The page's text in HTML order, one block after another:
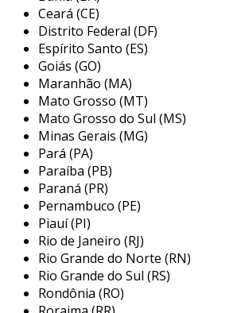
crucial, garantindo que o piso não se
escorregadio, mesmo em condições de
umidade.
benefícios do piso tátil
antiderrapante
entre os principais benefícios do piso
antiderrapante, destacam-se:
segurança: reduz o risco de
especialmente em ambientes
acessibilidade
pessoas com deficiências visuais.
conformidade legal: atende às
de acessibilidade definidas pela
Ceará (CE)
Distrito Federal (DF)
Espírito Santo (ES)
Goiás (GO)
Maranhão (MA)
Mato Grosso (MT)
Mato Grosso do Sul (MS)
Minas Gerais (MG)
Pará (PA)
Paraíba (PB)
Paraná (PR)
Pernambuco (PE)
Piauí (PI)
Rio de Janeiro (RJ)
Rio Grande do Norte (RN)
Rio Grande do Sul (RS)
Rondônia (RO)